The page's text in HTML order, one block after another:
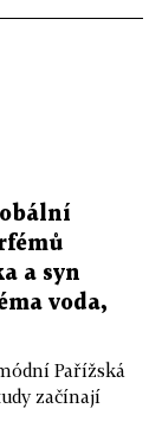
a syn
voda,
Pařížská
začínají